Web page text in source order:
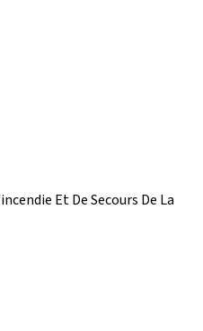
Et De Secours De La